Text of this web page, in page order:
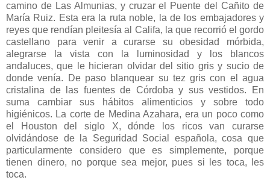
camino de Las Almunias, y cruzar el Puente del Cañito de
María Ruiz. Esta era la ruta noble, la de los embajadores y
reyes que rendían pleitesía al Califa, la que recorrió el gordo
castellano para venir a curarse su obesidad mórbida,
alegrarse la vista con la luminosidad y los blancos
andaluces, que le hicieran olvidar del sitio gris y sucio de
donde venía. De paso blanquear su tez gris con el agua
cristalina de las fuentes de Córdoba y sus vestidos. En
suma cambiar sus hábitos alimenticios y sobre todo
higiénicos. La corte de Medina Azahara, era un poco como
el Houston del siglo X, dónde los ricos van curarse
olvidándose de la Seguridad Social española, cosa que
particularmente considero que es simplemente, porque
tienen dinero, no porque sea mejor, pues si les toca, les
toca.